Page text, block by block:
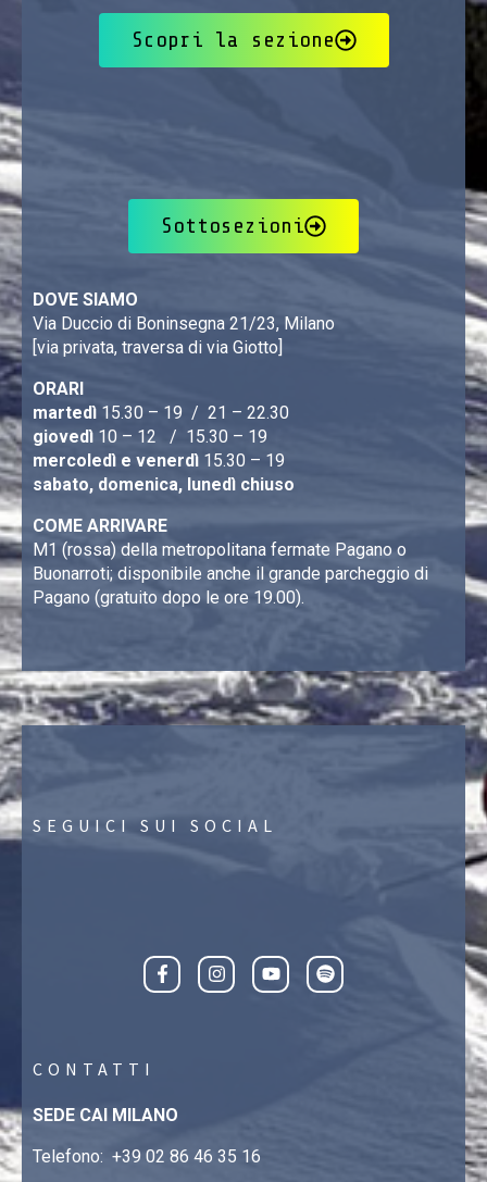
Scopri la sezione
Sottosezioni
DOVE SIAMO
Via Duccio di Boninsegna 21/23, Milano
[via privata, traversa di via Giotto]
ORARI
martedì 15.30 – 19 / 21 – 22.30
giovedì 10 – 12 / 15.30 – 19
mercoledì e venerdì 15.30 – 19
sabato, domenica, lunedì chiuso
COME ARRIVARE
M1 (rossa) della metropolitana fermate Pagano o
Buonarroti; disponibile anche il grande parcheggio di
Pagano (gratuito dopo le ore 19.00).
SEGUICI SUI SOCIAL
CONTATTI
SEDE CAI MILANO
Telefono: +39 02 86 46 35 16